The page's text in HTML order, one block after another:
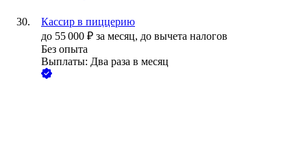
Кассир в пиццерию
до 55 000 ₽ за месяц, до вычета налогов
Без опыта
Выплаты: Два раза в месяц